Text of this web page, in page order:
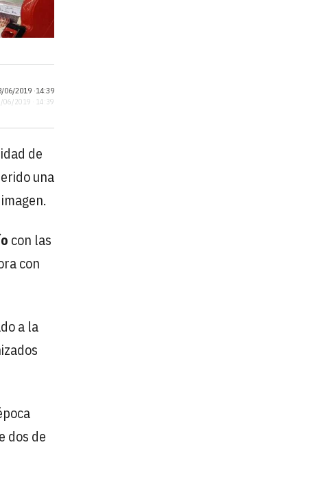
06/2019 ·14:39
06/2019 · 14:39
de
una
con las
con
a la
dos de